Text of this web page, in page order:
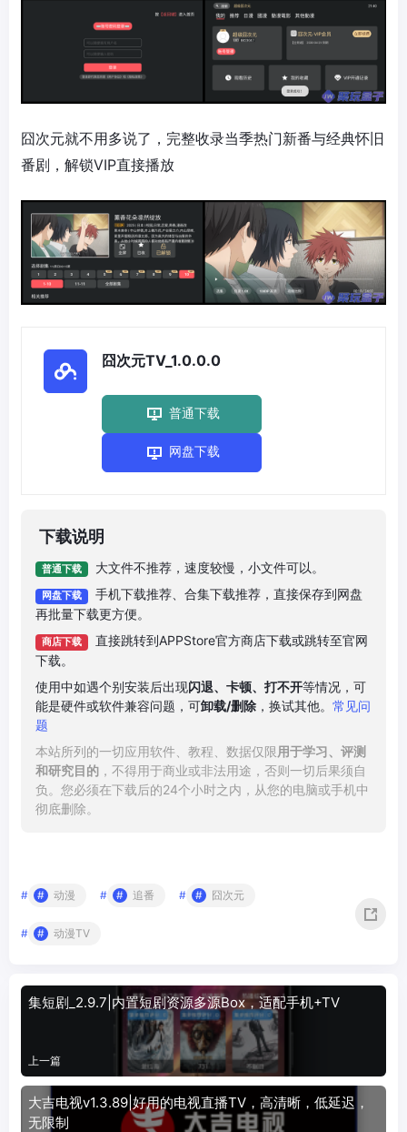
囧次元就不用多说了，完整收录当季热门新番与经典怀旧
番剧，解锁VIP直接播放
囧次元TV_1.0.0.0
普通下载
网盘下载
下载说明
普通下载 大文件不推荐，速度较慢，小文件可以。
网盘下载
手机下载推荐、合集下载推荐，直接保存到网盘
再批量下载更方便。
商店下载
直接跳转到APPStore官方商店下载或跳转至官网
下载。
使用中如遇个别安装后出现闪退、卡顿、打不开等情况，可
能是硬件或软件兼容问题，可卸载/删除 ，换试其他。 常见问
题
本站所列的一切应用软件、教程、数据仅限 用于学习、评测
和研究目的 ，不得用于商业或非法用途，否则一切后果须自
负。您必须在下载后的24个小时之内，从您的电脑或手机中
彻底删除。
# 动漫 # 追番 # 囧次元
# 动漫TV
集短剧_2.9.7|内置短剧资源多源Box，适配手机+TV
上一篇
大吉电视v1.3.89|好用的电视直播TV，高清晰，低延迟，
无限制